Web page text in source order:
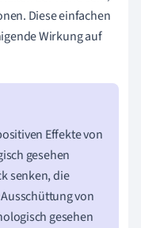
Diese einfachen
Wirkung auf
Effekte von
gesehen
senken, die
von
gesehen